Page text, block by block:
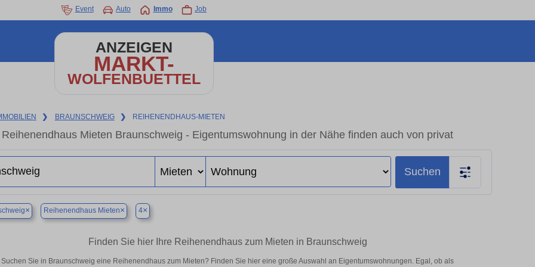
Event Auto Immo Job
ANZEIGEN
MARKT-
WOLFENBUETTEL
❯ BRAUNSCHWEIG ❯ REIHENENDHAUS-MIETEN
Reihenendhaus Mieten Braunschweig - Eigentumswohnung in der Nähe finden auch von privat
Suchen
× Reihenendhaus Mieten× 4×
Finden Sie hier Ihre Reihenendhaus zum Mieten in Braunschweig
Suchen Sie in Braunschweig eine Reihenendhaus zum Mieten? Finden Sie hier eine große Auswahl an Eigentumswohnungen. Egal, ob als